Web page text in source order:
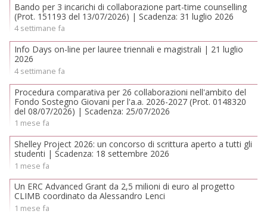
Bando per 3 incarichi di collaborazione part-time counselling
(Prot. 151193 del 13/07/2026) | Scadenza: 31 luglio 2026
4 settimane fa
Info Days on-line per lauree triennali e magistrali | 21 luglio
2026
4 settimane fa
Procedura comparativa per 26 collaborazioni nell'ambito del
Fondo Sostegno Giovani per l'a.a. 2026-2027 (Prot. 0148320
del 08/07/2026) | Scadenza: 25/07/2026
1 mese fa
Shelley Project 2026: un concorso di scrittura aperto a tutti gli
studenti | Scadenza: 18 settembre 2026
1 mese fa
Un ERC Advanced Grant da 2,5 milioni di euro al progetto
CLIMB coordinato da Alessandro Lenci
1 mese fa